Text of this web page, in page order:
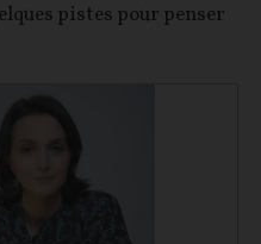
pistes pour penser